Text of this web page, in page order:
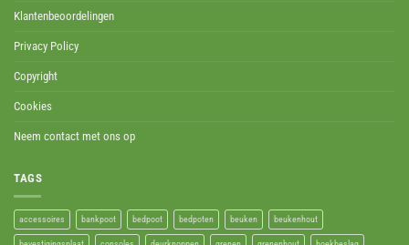
Klantenbeoordelingen
Privacy Policy
Copyright
Cookies
Neem contact met ons op
TAGS
accessoires bankpoot bedpoot bedpoten beuken beukenhout